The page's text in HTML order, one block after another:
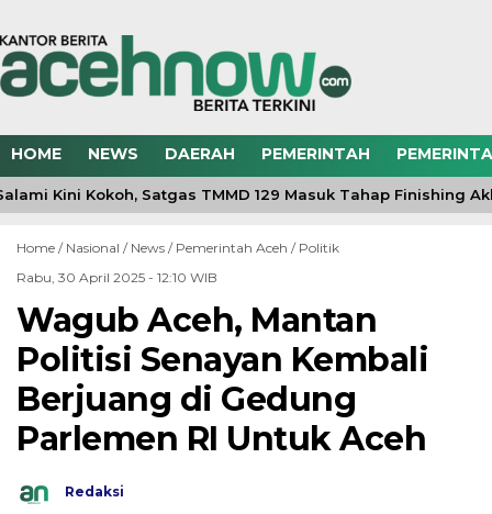
HOME NEWS DAERAH PEMERINTAH
Kini Kokoh, Satgas TMMD 129 Masuk Tahap Finishing
Home / Nasional / News / Pemerintah Aceh / Politik
Rabu, 30 April 2025 - 12:10 WIB
Wagub Aceh, Mantan
Politisi Senayan Kembali
Berjuang di Gedung
Parlemen RI Untuk Aceh
Redaksi